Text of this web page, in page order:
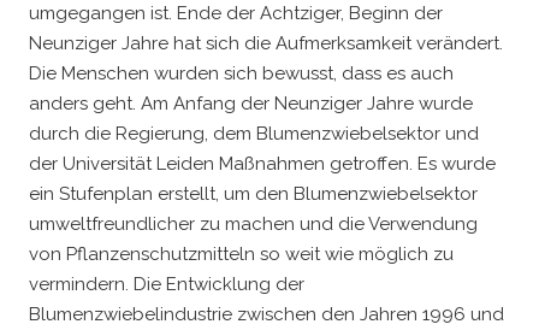
umgegangen ist. Ende der Achtziger, Beginn der
Neunziger Jahre hat sich die Aufmerksamkeit verändert.
Die Menschen wurden sich bewusst, dass es auch
anders geht. Am Anfang der Neunziger Jahre wurde
durch die Regierung, dem Blumenzwiebelsektor und
der Universität Leiden Maßnahmen getroffen. Es wurde
ein Stufenplan erstellt, um den Blumenzwiebelsektor
umweltfreundlicher zu machen und die Verwendung
von Pflanzenschutzmitteln so weit wie möglich zu
vermindern. Die Entwicklung der
Blumenzwiebelindustrie zwischen den Jahren 1996 und